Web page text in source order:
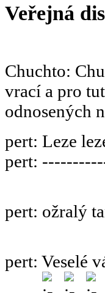
Veřejná
Chuchto:
vrací a pro
odnosených
pert: Leze
pert:
pert: ožralý
pert: Veselé